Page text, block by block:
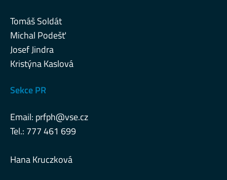
Tomáš Soldát
Michal Podešť
Josef Jindra
Kristýna Kaslová
Sekce PR
Email: prfph@vse.cz
Tel.: 777 461 699
Hana Kruczková